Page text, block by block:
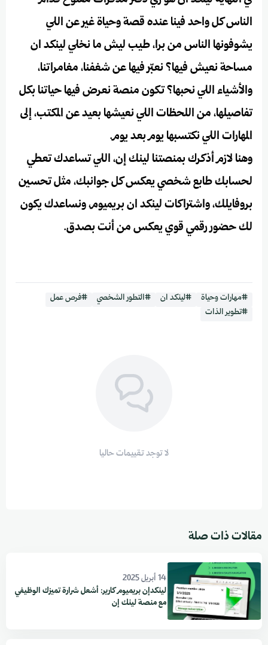
الناس كل واحد فينا عنده قصة وحياة غير عن اللي
يشوفونها الناس من برا، طيب ليش ما نخلي لينكد ان
مساحة نعيش فيها؟ نعبّر فيها عن شغفنا، مغامراتنا،
والأشياء اللي نحبها؟ تكون منصة نعرض فيها حياتنا بكل
تفاصيلها، من اللحظات اللي نعيشها بعيد عن المكتب، إلى
المهارات اللي نكتسبها يوم بعد يوم.
وهنا لازم أذكرك بمنصتنا لينك إن، اللي تساعدك تعطي
لحسابك طابع شخصي يعكس كل جوانبك، مثل تحسين
بروفايلك، واشتراكات لينكد ان بريميوم، ونساعدك يكون
لك حضور رقمي قوي يعكس من أنت بصدق.
#مهارات وحياة #لينكد ان #التطور الشخصي
#فرص عمل
#تطوير الذات
لا توجد تقييمات حاليا
مقالات ذات صلة
14 أبريل 2025
لينكدإن بريميوم كارير: أشعل شرارة تميزك الوظيفي
مع منصة لينك إن